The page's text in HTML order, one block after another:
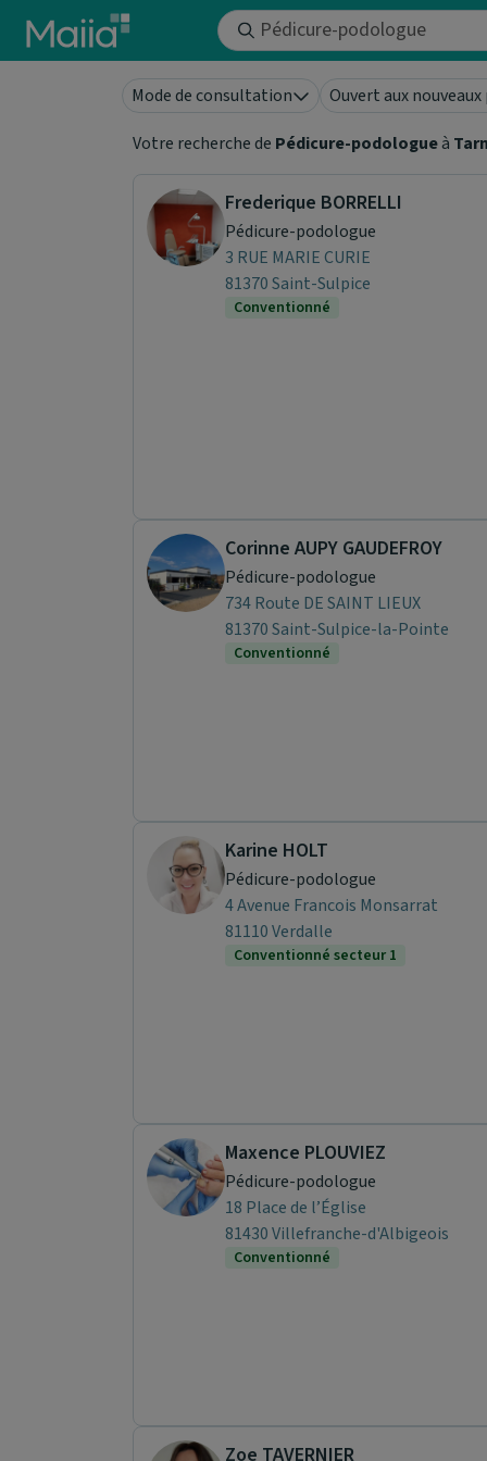
Aller au contenu principal
Mode de consultation Ouvert aux
Votre recherche de Pédicure-podologueà Tarn
Frederique BORRELLI
Pédicure-podologue
3 RUE MARIE CURIE
81370 Saint-Sulpice
Conventionné
Corinne AUPY GAUDEFROY
Pédicure-podologue
734 Route DE SAINT LIEUX
81370 Saint-Sulpice-la-Pointe
Conventionné
Karine HOLT
Pédicure-podologue
4 Avenue Francois Monsarrat
81110 Verdalle
Conventionné secteur 1
Maxence PLOUVIEZ
Pédicure-podologue
18 Place de l’Église
81430 Villefranche-d'Albigeois
Conventionné
Zoe TAVERNIER